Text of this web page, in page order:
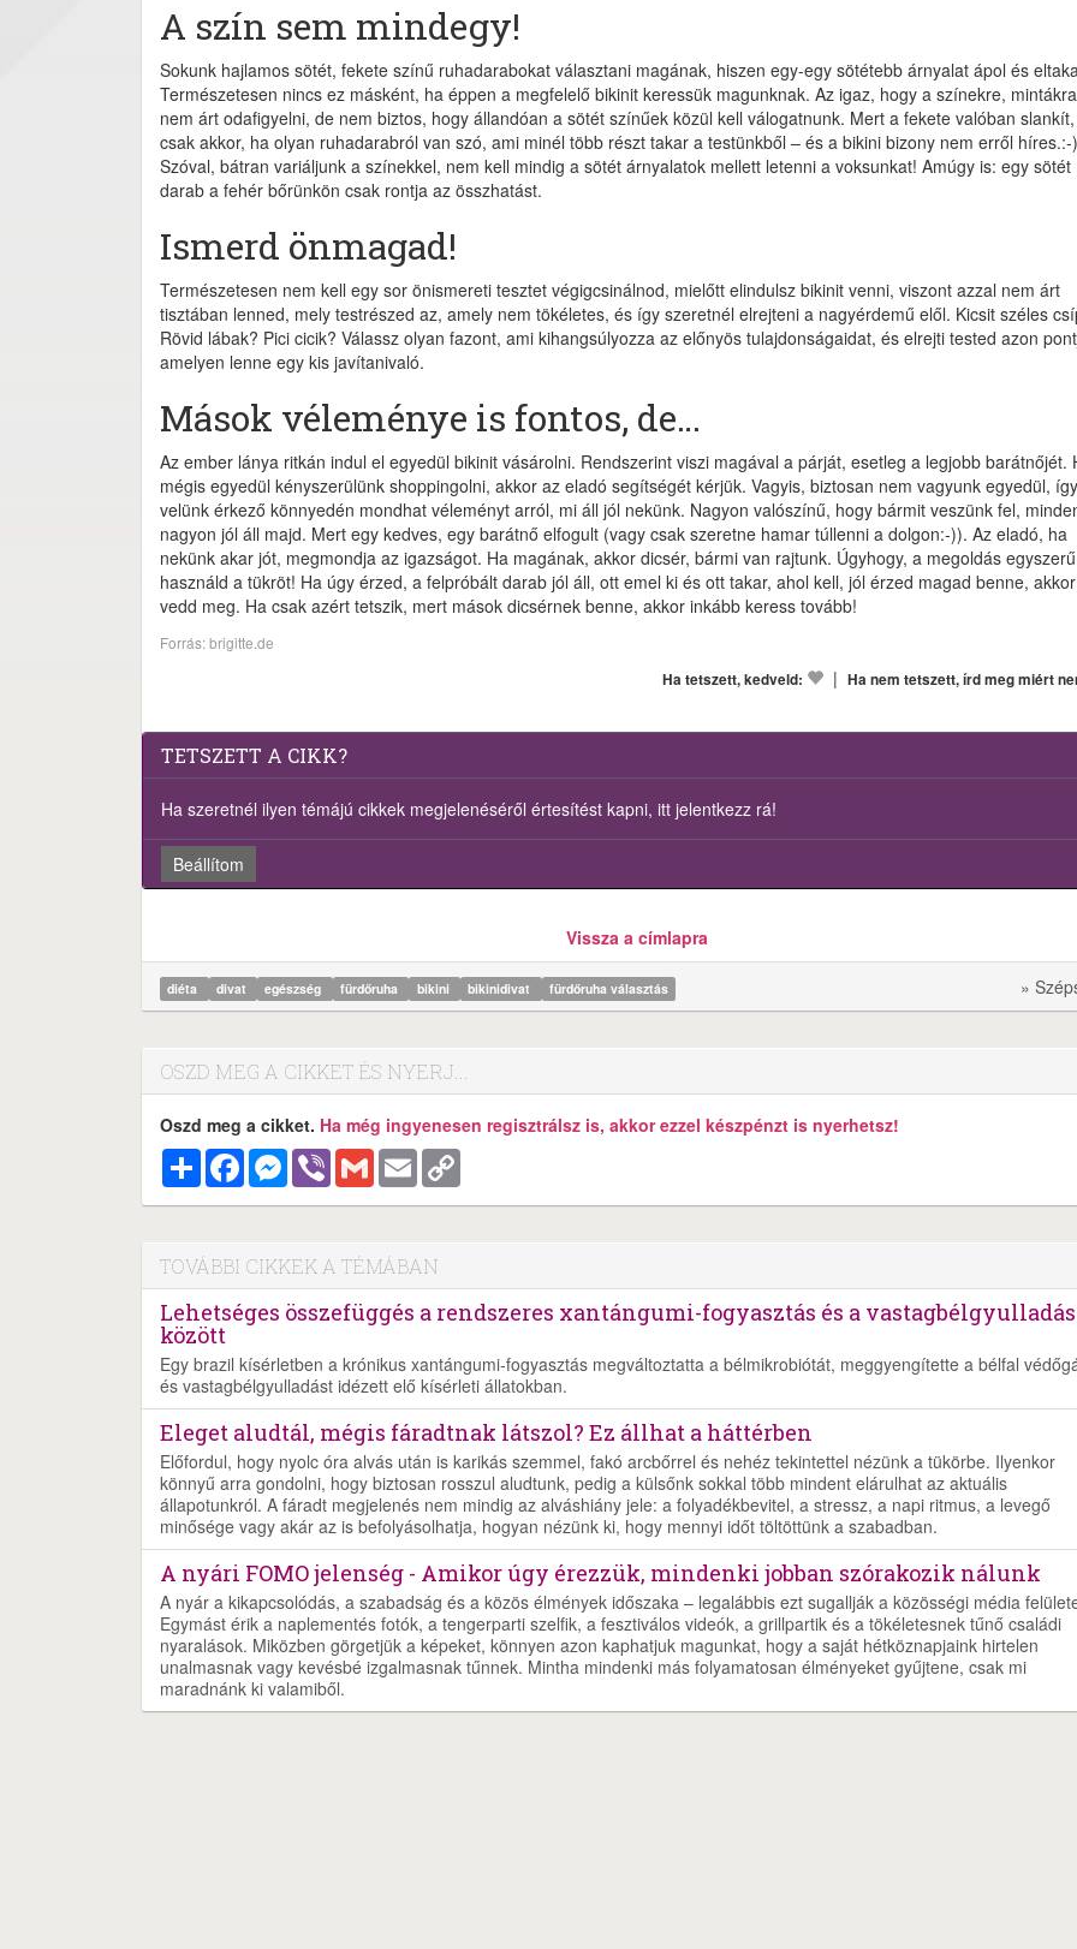
A szín sem mindegy!
Sokunk hajlamos sötét, fekete színű ruhadarabokat választani magának, hiszen egy-egy sötétebb árnyalat ápol és
Természetesen nincs ez másként, ha éppen a megfelelő bikinit keressük magunknak. Az igaz, hogy a színekre, mintákra
nem árt odafigyelni, de nem biztos, hogy állandóan a sötét színűek közül kell válogatnunk. Mert a fekete valóban
csak akkor, ha olyan ruhadarabról van szó, ami minél több részt takar a testünkből – és a bikini bizony nem erről híres.:-)
Szóval, bátran variáljunk a színekkel, nem kell mindig a sötét árnyalatok mellett letenni a voksunkat! Amúgy is: egy sötét
darab a fehér bőrünkön csak rontja az összhatást.
Ismerd önmagad!
Természetesen nem kell egy sor önismereti tesztet végigcsinálnod, mielőtt elindulsz bikinit venni, viszont azzal nem árt
tisztában lenned, mely testrészed az, amely nem tökéletes, és így szeretnél elrejteni a nagyérdemű elől. Kicsit széles
Rövid lábak? Pici cicik? Válassz olyan fazont, ami kihangsúlyozza az előnyös tulajdonságaidat, és elrejti tested azon
amelyen lenne egy kis javítanivaló.
Mások véleménye is fontos, de…
Az ember lánya ritkán indul el egyedül bikinit vásárolni. Rendszerint viszi magával a párját, esetleg a legjobb barátnőjét.
mégis egyedül kényszerülünk shoppingolni, akkor az eladó segítségét kérjük. Vagyis, biztosan nem vagyunk egyedül,
velünk érkező könnyedén mondhat véleményt arról, mi áll jól nekünk. Nagyon valószínű, hogy bármit veszünk fel,
nagyon jól áll majd. Mert egy kedves, egy barátnő elfogult (vagy csak szeretne hamar túllenni a dolgon:-)). Az eladó, ha
nekünk akar jót, megmondja az igazságot. Ha magának, akkor dicsér, bármi van rajtunk. Úgyhogy, a megoldás
használd a tükröt! Ha úgy érzed, a felpróbált darab jól áll, ott emel ki és ott takar, ahol kell, jól érzed magad benne, akkor
vedd meg. Ha csak azért tetszik, mert mások dicsérnek benne, akkor inkább keress tovább!
Forrás: brigitte.de
Ha tetszett, kedveld:
| Ha nem tetszett, írd meg miért
TETSZETT A CIKK?
Ha szeretnél ilyen témájú cikkek megjelenéséről értesítést kapni, itt jelentkezz rá!
Beállítom
Vissza a címlapra
diéta divat egészség fürdőruha bikini bikinidivat fürdőruha választás »
OSZD MEG A CIKKET ÉS NYERJ...
Oszd meg a cikket. Ha még ingyenesen regisztrálsz is, akkor ezzel készpénzt is nyerhetsz!
MegosztásFacebookMessenger
Viber Gmail Email
TOVÁBBI CIKKEK A TÉMÁBAN
Lehetséges összefüggés a rendszeres xantángumi-fogyasztás és a vastagbélgyulladás
között
Egy brazil kísérletben a krónikus xantángumi-fogyasztás megváltoztatta a bélmikrobiótát, meggyengítette a bélfal
és vastagbélgyulladást idézett elő kísérleti állatokban.
Eleget aludtál, mégis fáradtnak látszol? Ez állhat a háttérben
Előfordul, hogy nyolc óra alvás után is karikás szemmel, fakó arcbőrrel és nehéz tekintettel nézünk a tükörbe. Ilyenkor
könnyű arra gondolni, hogy biztosan rosszul aludtunk, pedig a külsőnk sokkal több mindent elárulhat az aktuális
állapotunkról. A fáradt megjelenés nem mindig az alváshiány jele: a folyadékbevitel, a stressz, a napi ritmus, a levegő
minősége vagy akár az is befolyásolhatja, hogyan nézünk ki, hogy mennyi időt töltöttünk a szabadban.
A nyári FOMO jelenség - Amikor úgy érezzük, mindenki jobban szórakozik nálunk
A nyár a kikapcsolódás, a szabadság és a közös élmények időszaka – legalábbis ezt sugallják a közösségi média
Egymást érik a naplementés fotók, a tengerparti szelfik, a fesztiválos videók, a grillpartik és a tökéletesnek tűnő családi
nyaralások. Miközben görgetjük a képeket, könnyen azon kaphatjuk magunkat, hogy a saját hétköznapjaink hirtelen
unalmasnak vagy kevésbé izgalmasnak tűnnek. Mintha mindenki más folyamatosan élményeket gyűjtene, csak mi
maradnánk ki valamiből.